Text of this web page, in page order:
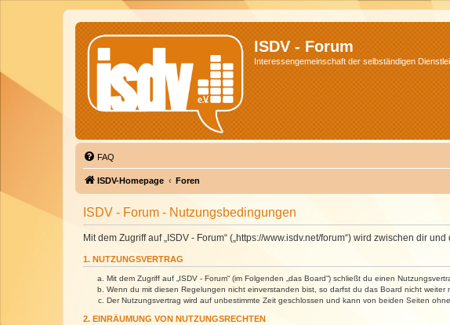
ISDV - Forum
Interessengemeinschaft der selbständigen
FAQ
ISDV-Homepage Foren
ISDV - Forum - Nutzungsbedingungen
Mit dem Zugriff auf „ISDV - Forum“ („https://www.isdv.net/forum“) wird zwischen dir
1. NUTZUNGSVERTRAG
Mit dem Zugriff auf „ISDV - Forum“ (im Folgenden „das Board“) schließt du einen
Wenn du mit diesen Regelungen nicht einverstanden bist, so darfst du das Board nicht
Der Nutzungsvertrag wird auf unbestimmte Zeit geschlossen und kann von beiden Seiten
2. EINRÄUMUNG VON NUTZUNGSRECHTEN